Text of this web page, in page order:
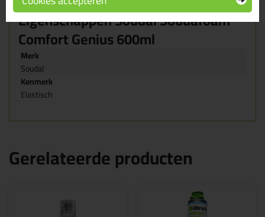
Eigenschappen Soudal Soudafoam
Comfort Genius 600ml
Merk
Soudal
Kenmerk
Elastisch
Gerelateerde producten